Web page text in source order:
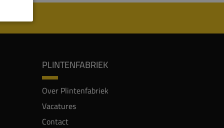
PLINTENFABRIEK
Over Plintenfabriek
Vacatures
Contact